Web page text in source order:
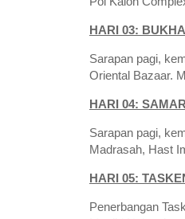
HARI 03:
Sarapan pagi,
Oriental Bazaar.
HARI 04:
Sarapan pagi,
Madrasah, Hast
HARI 05:
Penerbangan